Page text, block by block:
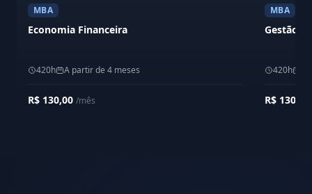
MBA
Economia Financeira
420h A partir de 4 meses
R$ 130,00 /mês
MBA
Gestão
420h
R$ 130,00